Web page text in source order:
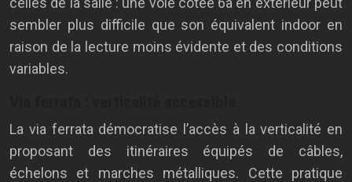
sembler plus difficile que son équivalent indoor en
raison de la lecture moins évidente et des conditions
variables.
La via ferrata démocratise l’accès à la verticalité en
proposant des itinéraires équipés de câbles,
échelons et marches métalliques. Cette pratique